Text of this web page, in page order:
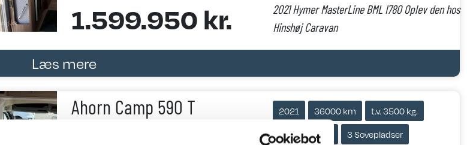
1.599.950 kr.
2021 Hymer MasterLine BML I780 Oplev den hos
Hinshøj Caravan
Læs mere
Ahorn Camp 590 T 2021 36000 km t.v. 3500 kg.
4 Selepladser 3 Sovepladser